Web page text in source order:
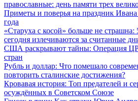
православные: день памяти трех
Приметы и поверья на праздник
года
«Старуха с косой» больше не страшна:
сегодня излечиваются за считанные
США раскрывают тайны: Операция
стран
Рубль и доллар: Что помешало
повторить сталинские достижения?
Кровавая история: Топ предателей и
осуждённых в Советском Союзе